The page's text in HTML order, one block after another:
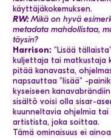
käyttäjäkokemuksen.
RW:Mikä on hyvä
metadata mahdollistaa,
täysin?
Harrison: ”Lisää
kuljettaja tai matkustaja
pitää kanavasta,
napsauttaa ”lisää” -
kyseiseen
sisältö voisi olla sisar-
kuunneltavia ohjelmia
artistista, joka soittaa.
Tämä ominaisuus ei